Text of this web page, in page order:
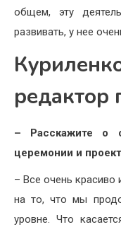
общем, эту
развивать, у нее
редактор
– Расскажите о
церемонии и
– Все очень красиво
на то, что мы
уровне. Что